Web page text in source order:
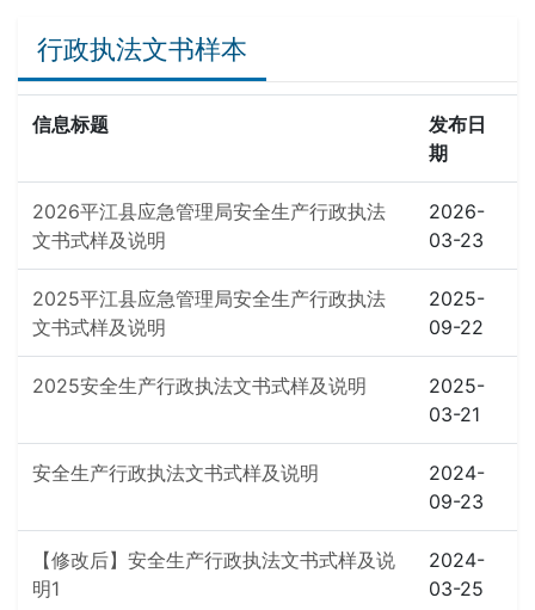
行政执法文书样本
信息标题
发布日
期
2026平江县应急管理局安全生产行政执法
文书式样及说明
2026-
03-23
2025平江县应急管理局安全生产行政执法
文书式样及说明
2025-
09-22
2025安全生产行政执法文书式样及说明
2025-
03-21
安全生产行政执法文书式样及说明
2024-
09-23
【修改后】安全生产行政执法文书式样及说
明1
2024-
03-25